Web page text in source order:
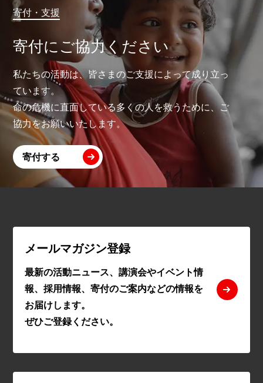
寄付・支援
寄付にご協力ください
私たちの活動は、皆さまのご支援によって成り立っ
ています。
命の危機に直面している多くの人を救うために、ご
協力をお願いいたします。
寄付する
メールマガジン登録
最新の活動ニュース、講演会やイベント情
報、採用情報、寄付のご案内などの情報を
お届けします。
ぜひご登録ください。